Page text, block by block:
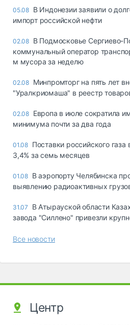
05.08 В Индонезии заявили о
импорт российской нефти
02.08 В Подмосковье Сергиево-
коммунальный оператор
м мусора за неделю
02.08 Минпромторг на пять лет
"Уралкриомаша" в реестр
02.08 Европа в июле сократила
минимума почти за два года
01.08 Поставки российского
3,4% за семь месяцев
01.08 В аэропорту Челябинска
выявлению радиоактивных
31.07
В Атырауской области
завода "Силлено" привезли
Все новости
Центр